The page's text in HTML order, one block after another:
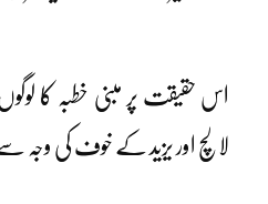
اس حقیقت پر مبنی خطبہ کا
لالچ اور یزید کے خوف کی وجہ